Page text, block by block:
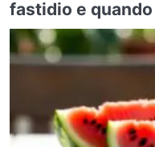
fastidio e